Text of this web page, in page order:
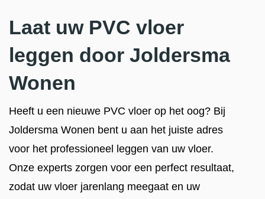
Laat uw PVC vloer
leggen door Joldersma
Wonen
Heeft u een nieuwe PVC vloer op het oog? Bij
Joldersma Wonen bent u aan het juiste adres
voor het professioneel leggen van uw vloer.
Onze experts zorgen voor een perfect resultaat,
zodat uw vloer jarenlang meegaat en uw